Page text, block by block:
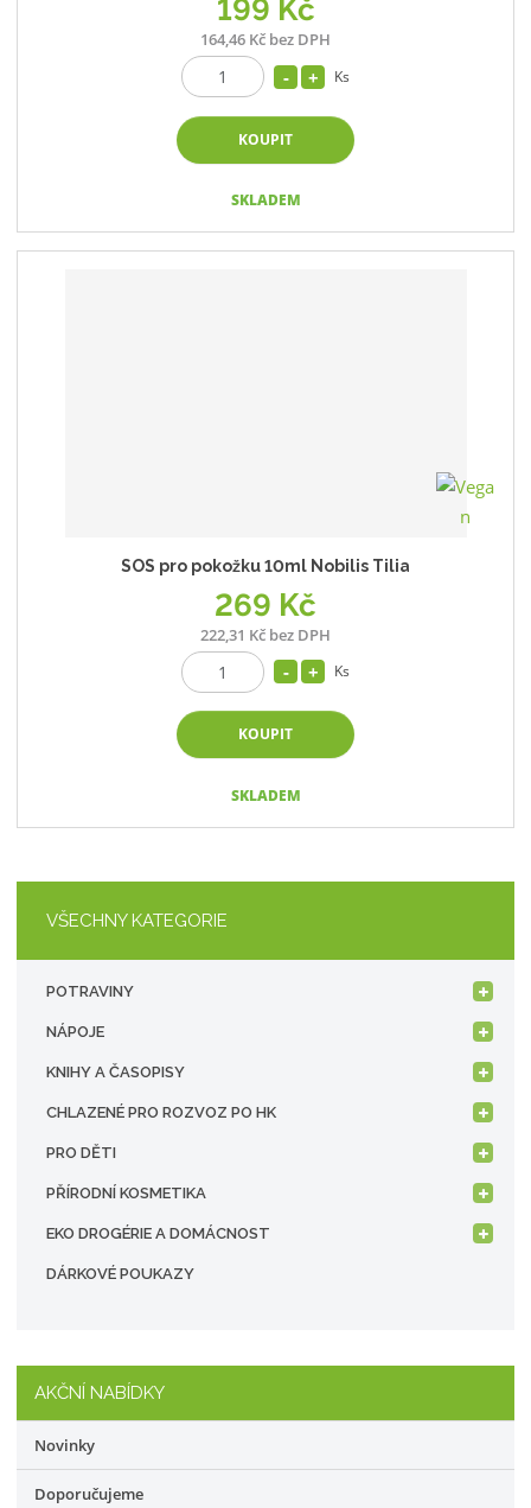
199 Kč
164,46 Kč bez DPH
Ks
KOUPIT
SKLADEM
SOS pro pokožku 10ml Nobilis Tilia
269 Kč
222,31 Kč bez DPH
Ks
KOUPIT
SKLADEM
VŠECHNY KATEGORIE
POTRAVINY
NÁPOJE
KNIHY A ČASOPISY
CHLAZENÉ PRO ROZVOZ PO HK
PRO DĚTI
PŘÍRODNÍ KOSMETIKA
EKO DROGÉRIE A DOMÁCNOST
DÁRKOVÉ POUKAZY
AKČNÍ NABÍDKY
Novinky
Doporučujeme